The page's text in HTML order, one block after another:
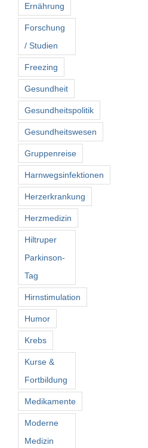
Ernährung
Forschung
/ Studien
Freezing
Gesundheit
Gesundheitspolitik
Gesundheitswesen
Gruppenreise
Harnwegsinfektionen
Herzerkrankung
Herzmedizin
Hiltruper
Parkinson-
Tag
Hirnstimulation
Humor
Krebs
Kurse &
Fortbildung
Medikamente
Moderne
Medizin